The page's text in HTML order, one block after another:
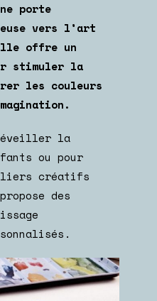
porte
vers l’art
offre un
stimuler la
les couleurs
éveiller la
ou pour
créatifs
des